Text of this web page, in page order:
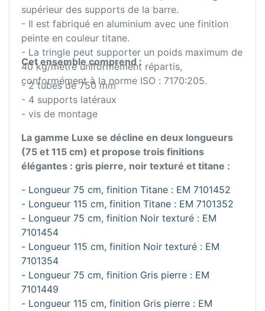
supérieur des supports de la barre.
- Il est fabriqué en aluminium avec une finition
peinte en couleur titane.
- La tringle peut supporter un poids maximum de
40 kg/mètre uniformément répartis,
conformément à la norme ISO : 7170:205.
Cet ensemble comprend :
- 2 tubes de 750 mm
- 4 supports latéraux
- vis de montage
La gamme Luxe se décline en deux longueurs
(75 et 115 cm) et propose trois finitions
élégantes : gris pierre, noir texturé et titane :
- Longueur 75 cm, finition Titane : EM 7101452
- Longueur 115 cm, finition Titane : EM 7101352
- Longueur 75 cm, finition Noir texturé : EM
7101454
- Longueur 115 cm, finition Noir texturé : EM
7101354
- Longueur 75 cm, finition Gris pierre : EM
7101449
- Longueur 115 cm, finition Gris pierre : EM